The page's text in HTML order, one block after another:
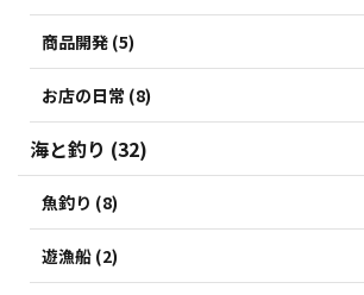
商品開発 (5)
お店の日常 (8)
海と釣り (32)
魚釣り (8)
遊漁船 (2)